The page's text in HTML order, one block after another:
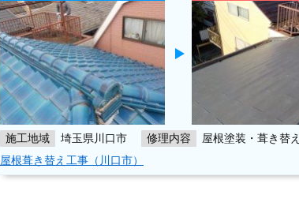
施工地域 埼玉県川口市 修理内容
屋根塗装・葺き替え
屋根葺き替え工事（川口市）